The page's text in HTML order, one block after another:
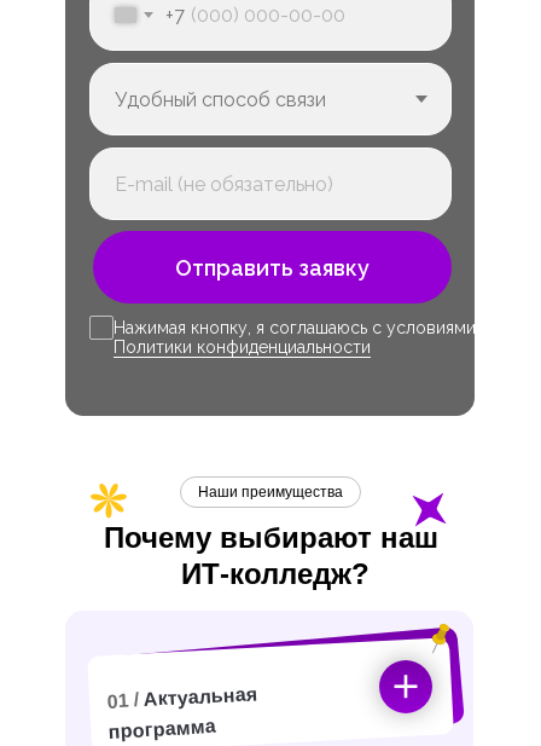
+7
Отправить заявку
Нажимая кнопку, я соглашаюсь с условиями
Политики конфиденциальности
Почему выбирают наш
ИТ-колледж?
Наши преимущества
01 / Актуальная
программа